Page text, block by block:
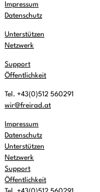
Impressum
Datenschutz
Unterstützen
Netzwerk
Support
Öffentlichkeit
Tel. +43(0)512 560291
wir@freirad.at
Impressum
Datenschutz
Unterstützen
Netzwerk
Support
Öffentlichkeit